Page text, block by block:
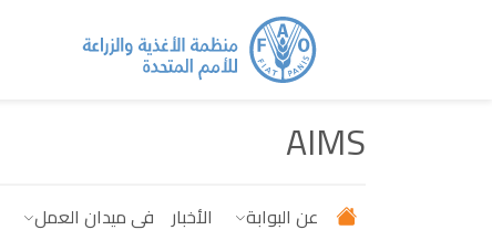
AIMS
عن البوابة الأخبار في ميدان العمل